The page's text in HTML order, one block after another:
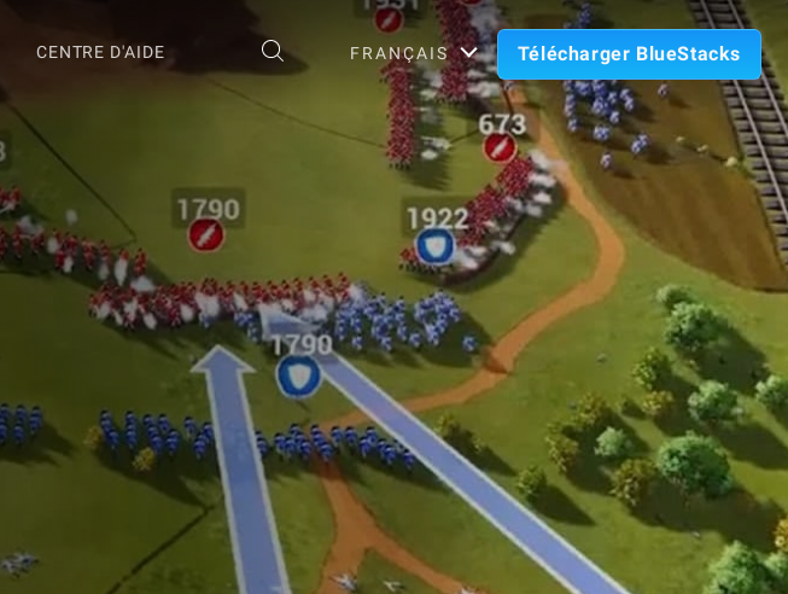
CENTRE D'AIDE FRANÇAIS Télécharger BlueStacks